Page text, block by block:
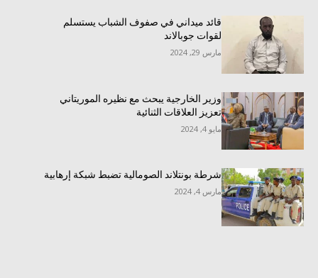
قائد ميداني في صفوف الشباب يستسلم
لقوات جوبالاند
مارس 29, 2024
وزير الخارجية يبحث مع نظيره الموريتاني
تعزيز العلاقات الثنائية
مايو 4, 2024
شرطة بونتلاند الصومالية تضبط شبكة إرهابية
مارس 4, 2024